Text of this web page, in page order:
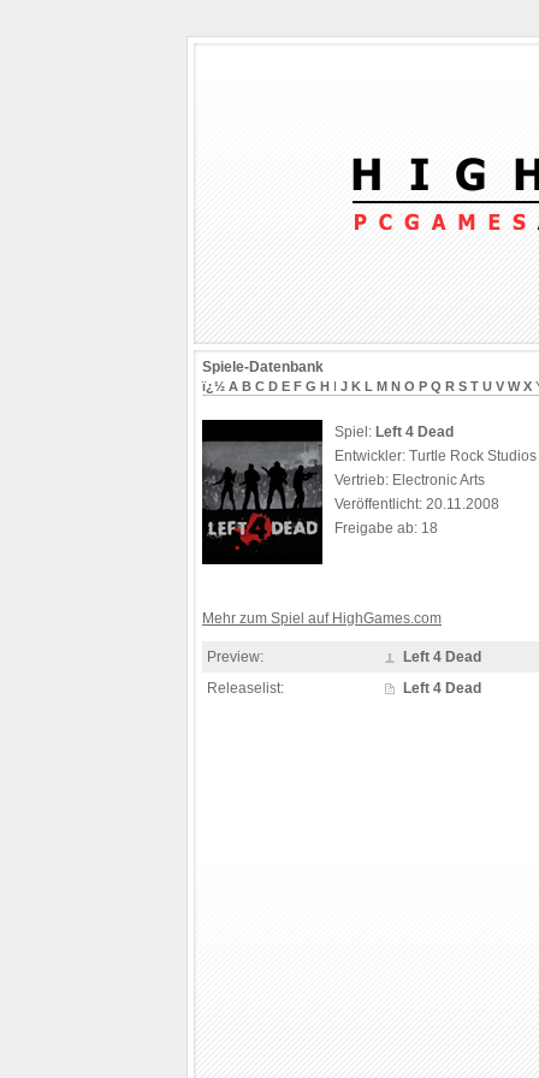
Spiele-Datenbank
ï¿½ A B C D E F G H I J K L M N O P Q R S T U V W X
Spiel: Left 4 Dead
Entwickler: Turtle Rock Studios
Vertrieb: Electronic Arts
Veröffentlicht: 20.11.2008
Freigabe ab: 18
Mehr zum Spiel auf HighGames.com
Preview:
Left 4 Dead
Releaselist:
Left 4 Dead